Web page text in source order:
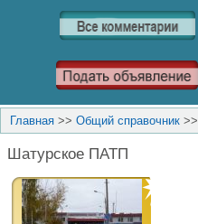
Главная >> Общий справочник >>
Шатурское ПАТП